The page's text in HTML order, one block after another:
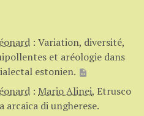
: Variation, diversité,
et aréologie dans
estonien.
: Mario Alinei, Etrusco
arcaica di ungherese.